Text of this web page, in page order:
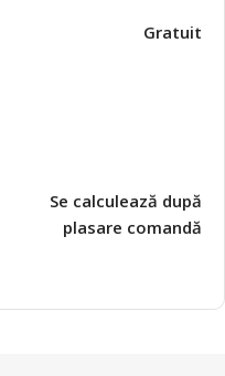
Gratuit
Se calculează după
plasare comandă